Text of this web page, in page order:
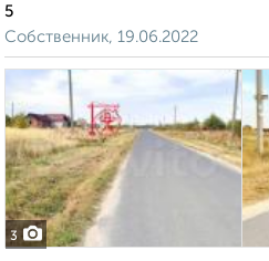
5
Собственник, 19.06.2022
3